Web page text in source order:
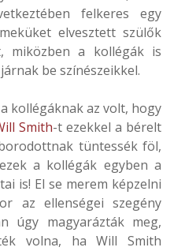
felkeres egy
elvesztett szülők
miközben a kollégák is
be színészeikkel.
kollégáknak az volt, hogy
Smith-t ezekkel a bérelt
tüntessék föl,
a kollégák egyben a
is! El se merem képzelni
az ellenségei szegény
úgy magyarázták meg,
volna, ha Will Smith